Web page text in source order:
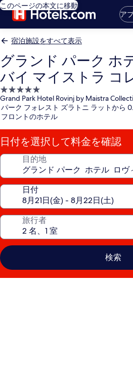
このページの本文に移動
ア
宿泊施設をすべて表示
グランド パーク ホ
バイ マイストラ コ
5.0
つ
星
宿
泊
施
設
Grand Park Hotel Rovinj by Maistra
パーク フォレスト ズラトニ ラットから
フロントのホテル
日付を選択して料金を確認
目的地
日付
旅行者
検索